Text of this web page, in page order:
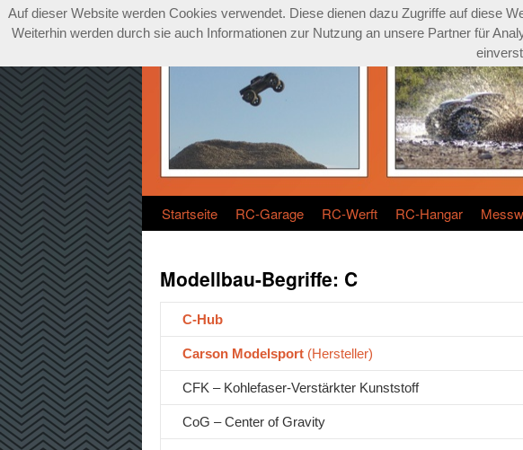
Startseite RC-Garage RC-Werft RC-Hangar
Modellbau-Begriffe: C
C-Hub
Carson Modelsport (Hersteller)
CFK – Kohlefaser-Verstärkter Kunststoff
CoG – Center of Gravity
Auf dieser Website werden Cookies verwendet. Diese dienen dazu Zugriffe auf diese
Weiterhin werden durch sie auch Informationen zur Nutzung an unsere Partner für